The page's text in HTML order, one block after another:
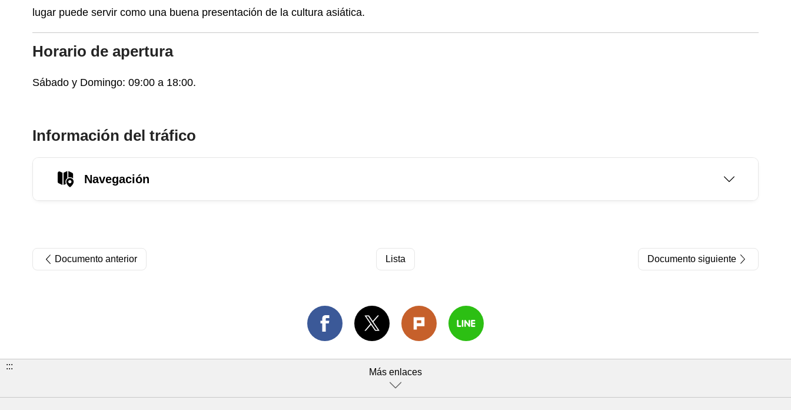
lugar puede servir como una buena presentación de la cultura asiática.
Horario de apertura
Sábado y Domingo: 09:00 a 18:00.
Información del tráfico
Navegación
Documento anterior Lista Documento siguiente
:::
Más enlaces